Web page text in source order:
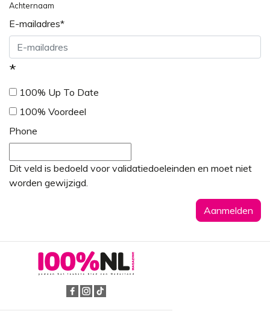
Achternaam
E-mailadres*
*
100% Up To Date
100% Voordeel
Phone
Dit veld is bedoeld voor validatiedoeleinden en moet niet
worden gewijzigd.